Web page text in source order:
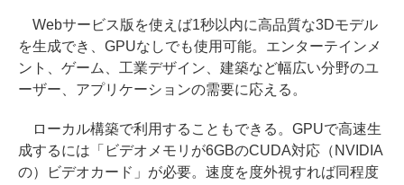
Webサービス版を使えば1秒以内に高品質な3Dモデル
を生成でき、GPUなしでも使用可能。エンターテインメ
ント、ゲーム、工業デザイン、建築など幅広い分野のユ
ーザー、アプリケーションの需要に応える。
ローカル構築で利用することもできる。GPUで高速生
成するには「ビデオメモリが6GBのCUDA対応（NVIDIA
の）ビデオカード」が必要。速度を度外視すれば同程度